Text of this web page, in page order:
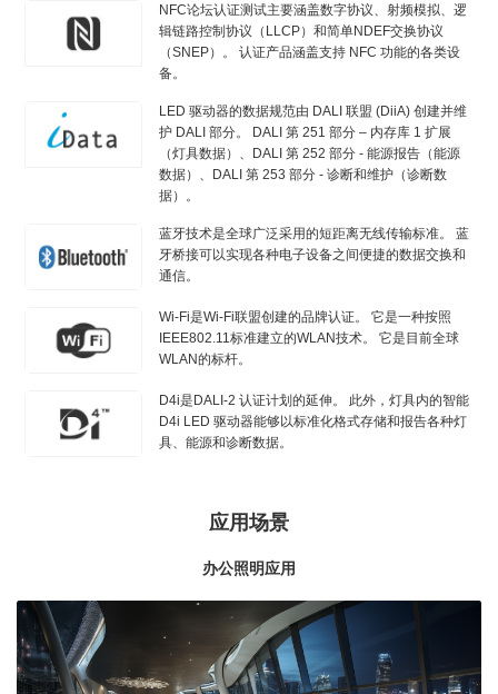
NFC论坛认证测试主要涵盖数字协议、射频模拟、逻
辑链路控制协议（LLCP）和简单NDEF交换协议
（SNEP）。 认证产品涵盖支持 NFC 功能的各类设
备。
LED 驱动器的数据规范由 DALI 联盟 (DiiA) 创建并维
护 DALI 部分。 DALI 第 251 部分 – 内存库 1 扩展
（灯具数据）、DALI 第 252 部分 - 能源报告（能源
数据）、DALI 第 253 部分 - 诊断和维护（诊断数
据）。
蓝牙技术是全球广泛采用的短距离无线传输标准。 蓝
牙桥接可以实现各种电子设备之间便捷的数据交换和
通信。
Wi-Fi是Wi-Fi联盟创建的品牌认证。 它是一种按照
IEEE802.11标准建立的WLAN技术。 它是目前全球
WLAN的标杆。
D4i是DALI-2 认证计划的延伸。 此外，灯具内的智能
D4i LED 驱动器能够以标准化格式存储和报告各种灯
具、能源和诊断数据。
应用场景
办公照明应用